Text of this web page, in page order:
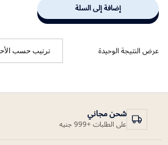
إضافة إلى السلة
عرض النتيجة الوحيدة
شحن مجاني
على الطلبات +999 جنيه